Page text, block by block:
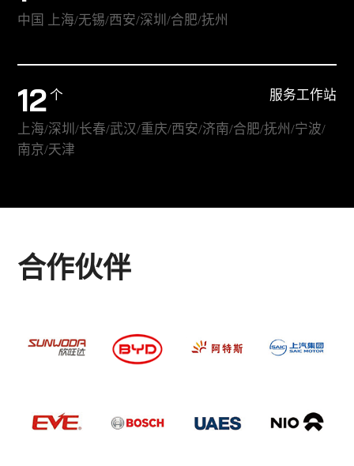
中国 上海/无锡/西安/深圳/合肥/抚州
12 个 服务工作站
上海/深圳/长春/武汉/重庆/西安/济南/合肥/抚州/宁波/
南京/天津
合作伙伴